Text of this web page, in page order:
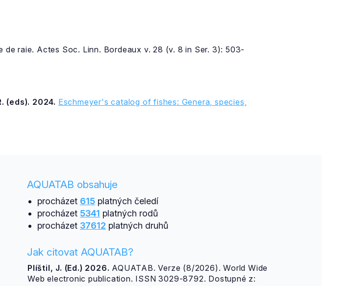
de raie. Actes Soc. Linn. Bordeaux v. 28 (v. 8 in Ser. 3): 503-
(eds). 2024. Eschmeyer's catalog of fishes: Genera, species,
AQUATAB obsahuje
procházet 615platných čeledí
procházet 5341 platných rodů
procházet 37612 platných druhů
Jak citovat AQUATAB?
Plíštil, J. (Ed.) 2026. AQUATAB. Verze (8/2026). World Wide
Web electronic publication. ISSN 3029-8792. Dostupné z: